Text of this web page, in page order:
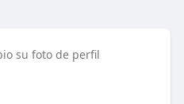
su foto de perfil